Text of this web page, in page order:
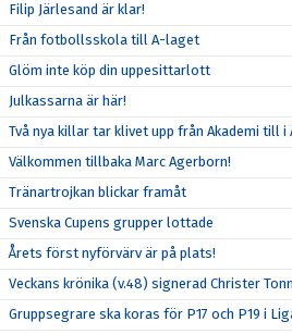
Filip Järlesand är klar!
Från fotbollsskola till A-laget
Glöm inte köp din uppesittarlott
Julkassarna är här!
Två nya killar tar klivet upp från Akademi till i
Välkommen tillbaka Marc Agerborn!
Tränartrojkan blickar framåt
Svenska Cupens grupper lottade
Årets först nyförvärv är på plats!
Veckans krönika (v.48) signerad Christer
Gruppsegrare ska koras för P17 och P19 i